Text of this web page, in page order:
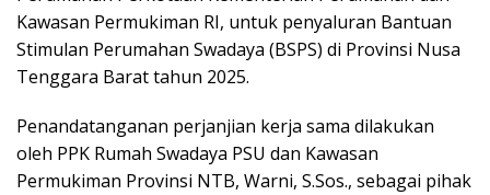
Kawasan Permukiman RI, untuk penyaluran Bantuan
Stimulan Perumahan Swadaya (BSPS) di Provinsi Nusa
Tenggara Barat tahun 2025.
Penandatanganan perjanjian kerja sama dilakukan
oleh PPK Rumah Swadaya PSU dan Kawasan
Permukiman Provinsi NTB, Warni, S.Sos., sebagai pihak